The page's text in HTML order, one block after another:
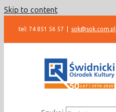
Skip to content
tel: 74 851 56 57 sok@sok.com.pl